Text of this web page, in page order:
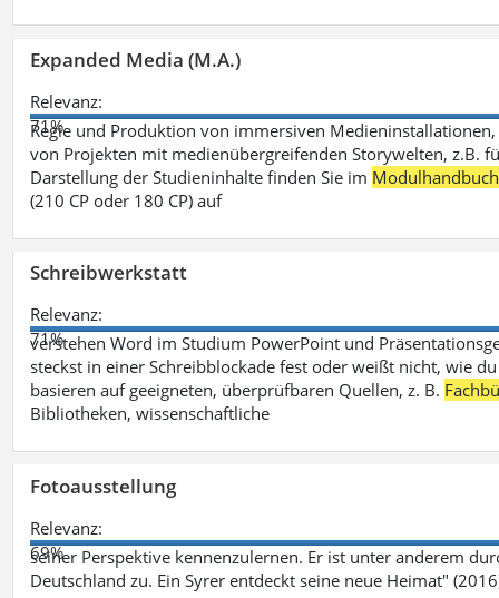
Expanded Media (M.A.)
Relevanz:
71%
Regie und Produktion von immersiven
von Projekten mit medienübergreifenden Storywelten, z.B.
Darstellung der Studieninhalte finden Sie im Modulhandbuch
(210 CP oder 180 CP) auf
Schreibwerkstatt
Relevanz:
71%
verstehen Word im Studium PowerPoint und
steckst in einer Schreibblockade fest oder weißt nicht, wie
basieren auf geeigneten, überprüfbaren Quellen, z. B.
Bibliotheken, wissenschaftliche
Fotoausstellung
Relevanz:
69%
seiner Perspektive kennenzulernen. Er ist unter anderem
Deutschland zu. Ein Syrer entdeckt seine neue Heimat"